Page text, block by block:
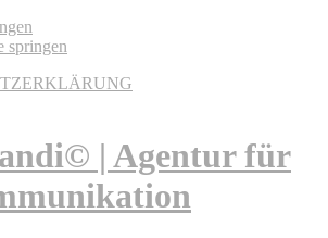
springen
| Agentur für